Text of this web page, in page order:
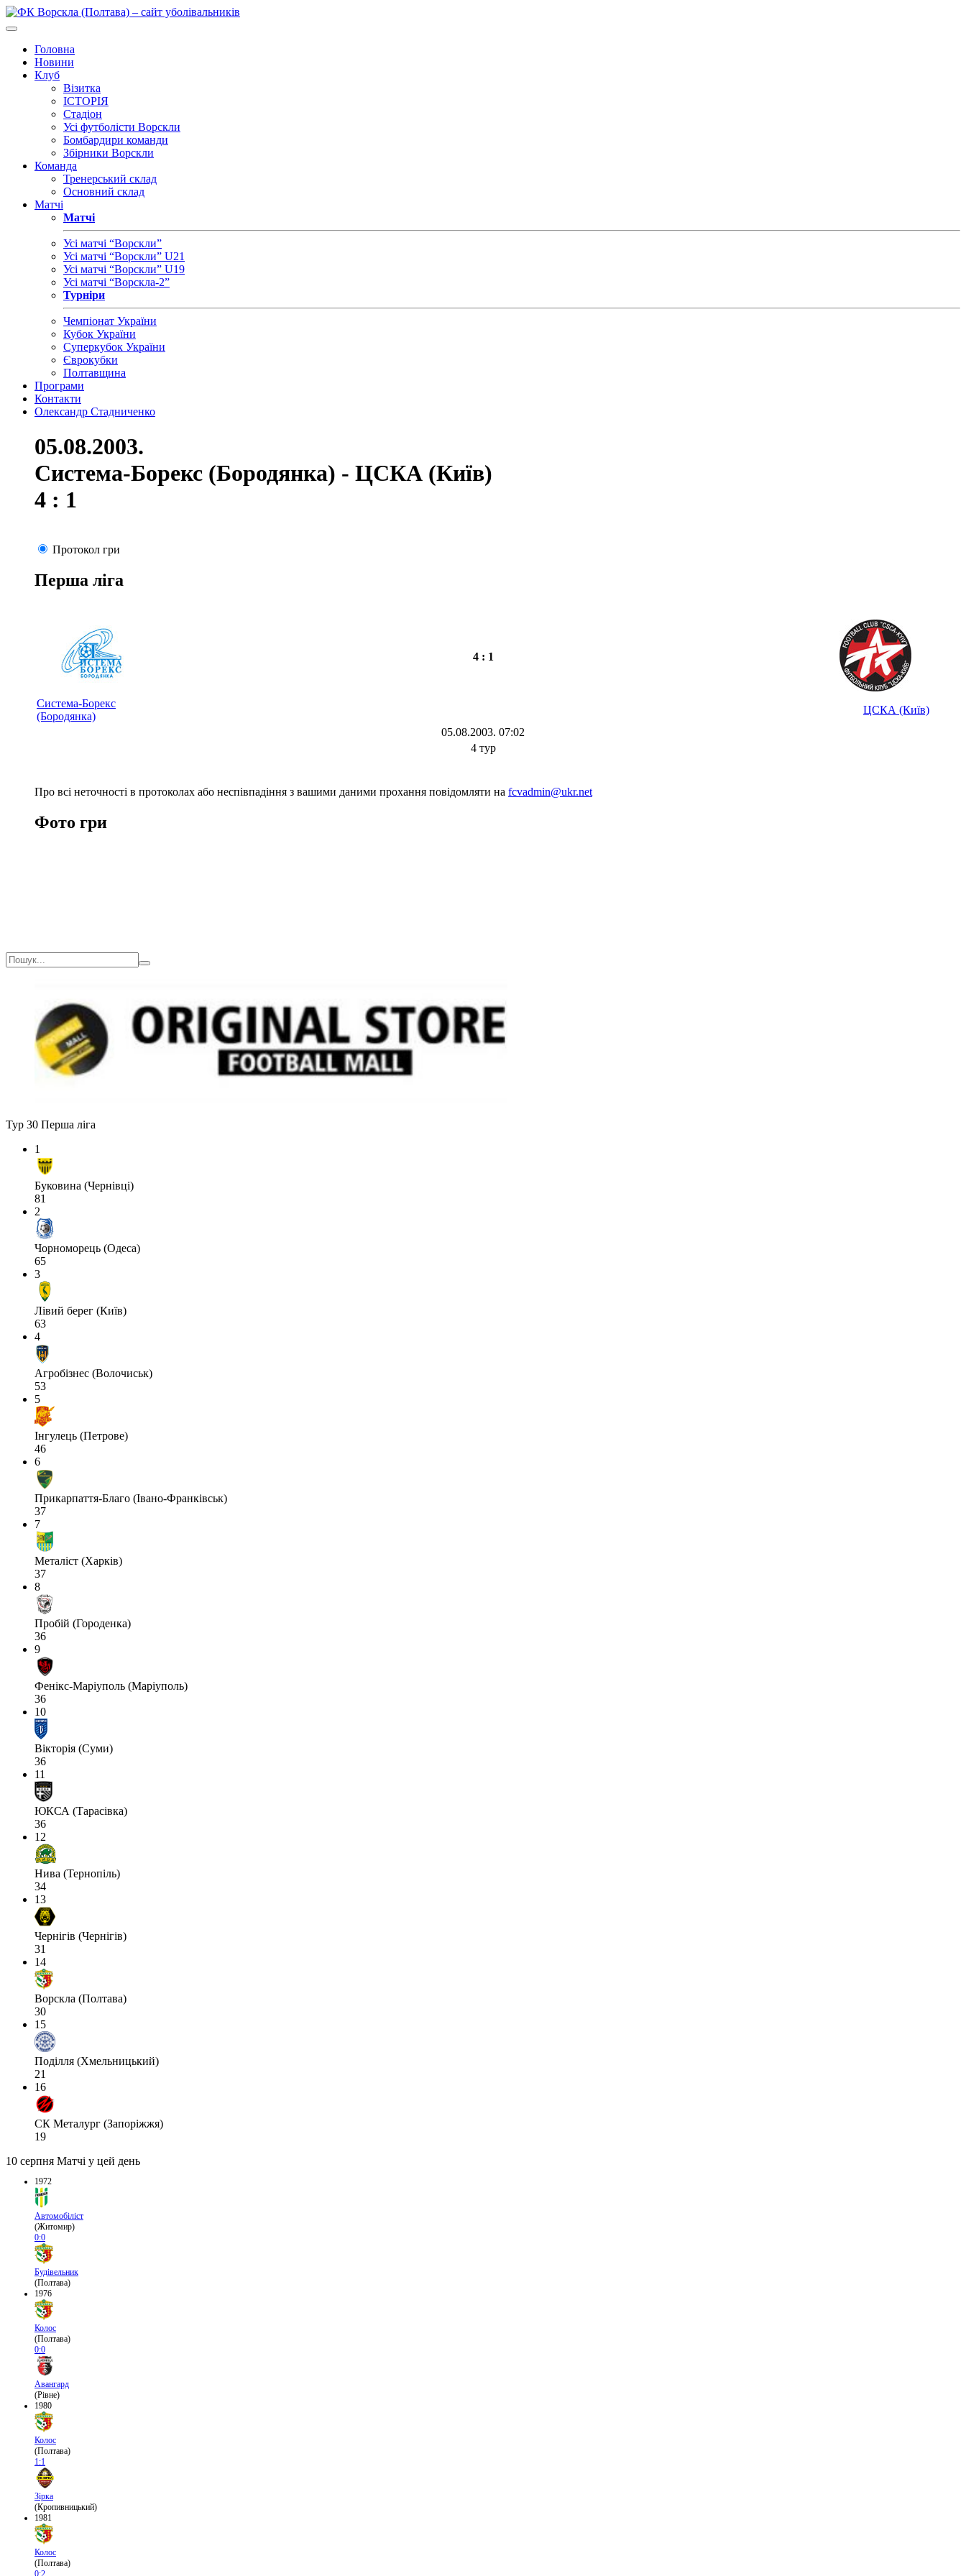
Головна
Новини
Клуб
Візитка
ІСТОРІЯ
Стадіон
Усі футболісти Ворскли
Бомбардири команди
Збірники Ворскли
Команда
Тренерський склад
Основний склад
Матчі
Матчі
Усі матчі “Ворскли”
Усі матчі “Ворскли” U21
Усі матчі “Ворскли” U19
Усі матчі “Ворскла-2”
Турніри
Чемпіонат України
Кубок України
Суперкубок України
Єврокубки
Полтавщина
Програми
Контакти
Олександр Стадниченко
05.08.2003.
Система-Борекс (Бородянка) - ЦСКА (Київ)
4 : 1
Протокол гри
Перша ліга
4 : 1
Система-Борекс
(Бородянка)
ЦСКА (Київ)
05.08.2003. 07:02
4 тур
Про всі неточності в протоколах або неспівпадіння з вашими даними прохання повідомляти на fcvadmin@ukr.net
Фото гри
Тур 30 Перша ліга
1
Буковина (Чернівці)
81
2
Чорноморець (Одеса)
65
3
Лівий берег (Київ)
63
4
Агробізнес (Волочиськ)
53
5
Інгулець (Петрове)
46
6
Прикарпаття-Благо (Івано-Франківськ)
37
7
Металіст (Харків)
37
8
Пробій (Городенка)
36
9
Фенікс-Маріуполь (Маріуполь)
36
10
Вікторія (Суми)
36
11
ЮКСА (Тарасівка)
36
12
Нива (Тернопіль)
34
13
Чернігів (Чернігів)
31
14
Ворскла (Полтава)
30
15
Поділля (Хмельницький)
21
16
СК Металург (Запоріжжя)
19
10 серпня Матчі у цей день
1972
Автомобіліст
(Житомир)
0:0
Будівельник
(Полтава)
1976
Колос
(Полтава)
0:0
Авангард
(Рівне)
1980
Колос
(Полтава)
1:1
Зірка
(Кропивницький)
1981
Колос
(Полтава)